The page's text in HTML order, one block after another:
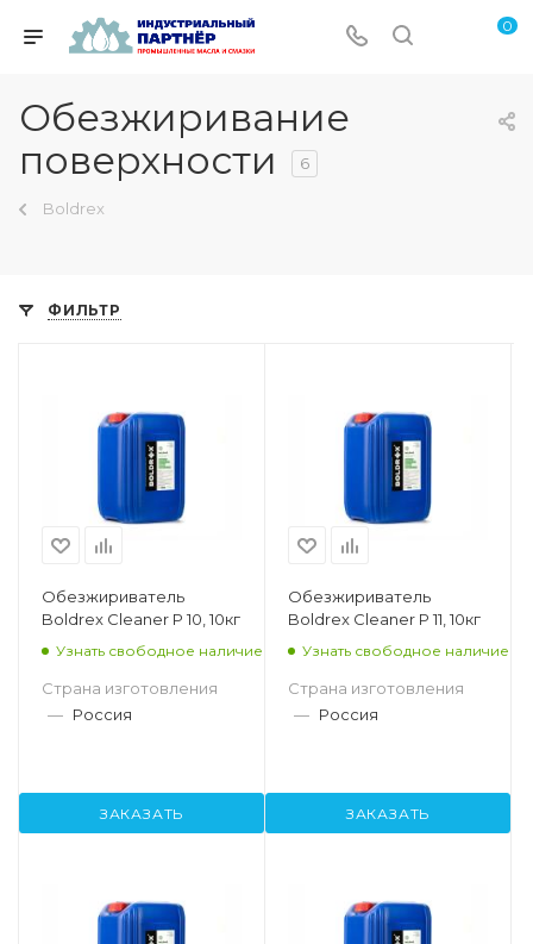
0
Обезжиривание
поверхности
6
Boldrex
ФИЛЬТР
Обезжириватель
Boldrex Cleaner P 10, 10кг
Узнать свободное наличие
Страна изготовления
— Россия
ЗАКАЗАТЬ
Обезжириватель
Boldrex Cleaner P 11, 10кг
Узнать свободное наличие
Страна изготовления
— Россия
ЗАКАЗАТЬ